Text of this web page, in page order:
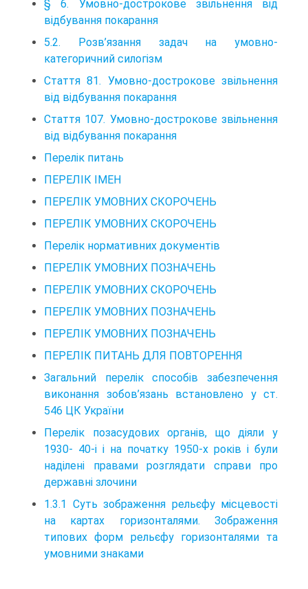
§ 6. Умовно-дострокове звільнення від
відбування покарання
5.2. Розв’язання задач на умовно-
категоричний силогізм
Стаття 81. Умовно-дострокове звільнення
від відбування покарання
Стаття 107. Умовно-дострокове звільнення
від відбування покарання
Перелік питань
ПЕРЕЛІК IMEH
ПЕРЕЛІК УМОВНИХ СКОРОЧЕНЬ
ПЕРЕЛІК УМОВНИХ СКОРОЧЕНЬ
Перелік нормативних документів
ПЕРЕЛІК УМОВНИХ ПОЗНАЧЕНЬ
ПЕРЕЛІК УМОВНИХ СКОРОЧЕНЬ
ПЕРЕЛІК УМОВНИХ ПОЗНАЧЕНЬ
ПЕРЕЛІК УМОВНИХ ПОЗНАЧЕНЬ
ПЕРЕЛІК ПИТАНЬ ДЛЯ ПОВТОРЕННЯ
Загальний перелік способів забезпечення
виконання зобов’язань встановлено у ст.
546 ЦК України
Перелік позасудових органів, що діяли у
1930- 40-i i на початку 1950-х років і були
наділені правами розглядати справи про
державні злочини
1.3.1 Суть зображення рельєфу місцевості
на картах горизонталями. Зображення
типових форм рельєфу горизонталями та
умовними знаками